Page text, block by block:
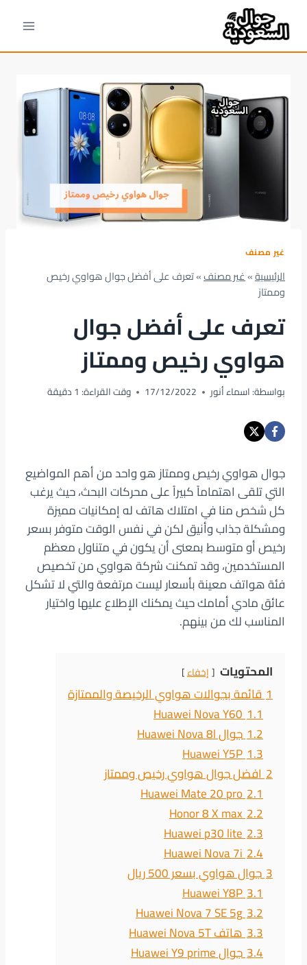
المحتوى
غير مصنف
الرئيسية»غير مصنف»تعرف على أفضل جوال هواوي رخيص
وممتاز
تعرف على أفضل جوال
هواوي رخيص وممتاز
بواسطة:اسماء أنور 17/12/2022 وقت القراءة: 1دقيقة
جوال هواوي رخيص وممتاز هو واحد من أهم المواضيع
التي تلقى اهتماماً كبيراً على محركات البحث، حيث يرغب
كل شخص منا في امتلاك هاتف له إمكانيات مميزة
ومشكلة جذاب وأنيق لكن في نفس الوقت متوفر بسعر
رخيص أو متوسط بمعنى أن يكون في متناول معظم
المستخدمين، وقد تمكنت شركة هواوي من تخصيص
فئة هواتف معينة بأسعار ليست مرتفعة والتي لا تشكل
عائق مادي أمامك حيث يمكنك الإطلاع عليها واختيار
المناسب لك من بينهم.
المحتويات إخفاء
1قائمة بجوالات هواوي الرخيصة والممتازة
1.1
Huawei Nova Y60
1.2جوال Huawei Nova 8l
1.3
Huawei Y5P
2افضل جوال هواوي رخيص وممتاز
2.1
Huawei Mate 20 pro
2.2
Honor 8 X max
2.3
Huawei p30 lite
2.4
Huawei Nova 7i
3جوال هواوي بسعر 500 ريال
3.1
Huawei Y8P
3.2
Huawei Nova 7 SE 5g
3.3هاتف Huawei Nova 5T
3.4جوال Huawei Y9 prime